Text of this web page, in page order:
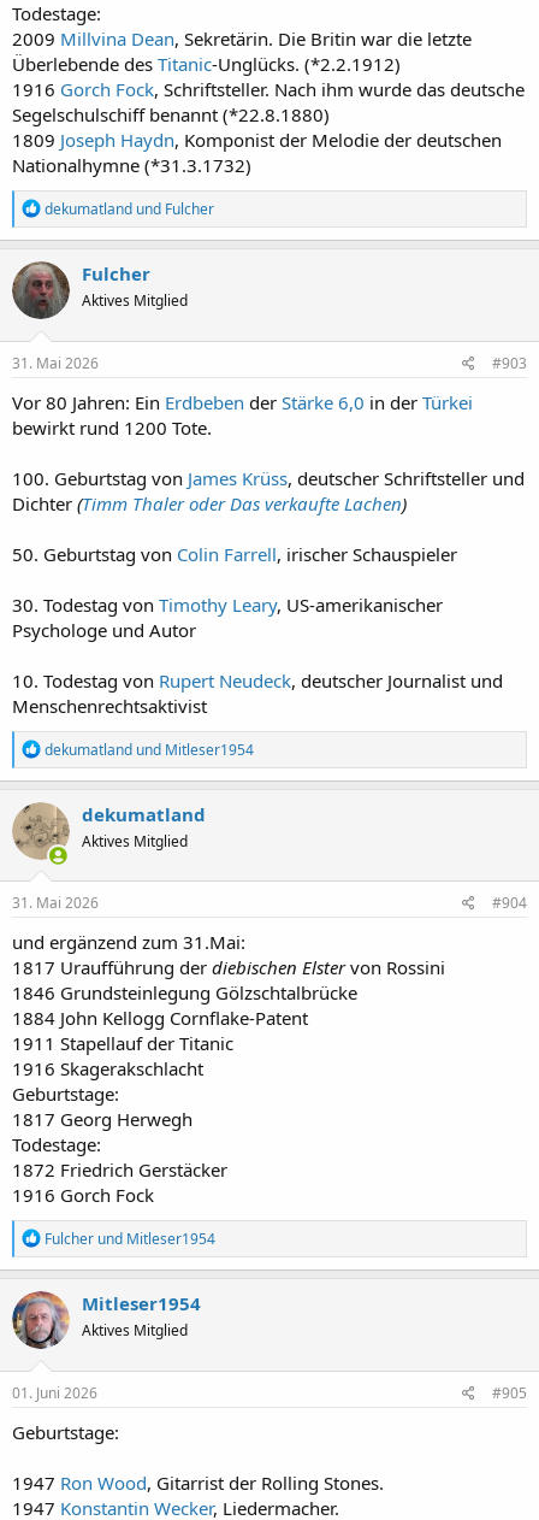
Todestage:
2009 Millvina Dean, Sekretärin. Die Britin war die letzte
Überlebende des Titanic-Unglücks. (*2.2.1912)
1916 Gorch Fock, Schriftsteller. Nach ihm wurde das deutsche
Segelschulschiff benannt (*22.8.1880)
1809 Joseph Haydn, Komponist der Melodie der deutschen
Nationalhymne (*31.3.1732)
R
e
a
k
t
i
o
n
e
dekumatland und Fulcher
Fulcher
Aktives Mitglied
31. Mai 2026 #903
Vor 80 Jahren: Ein Erdbeben der Stärke 6,0 in der Türkei
bewirkt rund 1200 Tote.
100. Geburtstag von James Krüss, deutscher Schriftsteller und
Dichter (Timm Thaler oder Das verkaufte Lachen)
50. Geburtstag von Colin Farrell, irischer Schauspieler
30. Todestag von Timothy Leary, US-amerikanischer
Psychologe und Autor
10. Todestag von Rupert Neudeck, deutscher Journalist und
Menschenrechtsaktivist
R
e
a
k
t
i
o
n
e
dekumatland und Mitleser1954
dekumatland
Aktives Mitglied
31. Mai 2026 #904
und ergänzend zum 31.Mai:
1817 Uraufführung der diebischen Elstervon Rossini
1846 Grundsteinlegung Gölzschtalbrücke
1884 John Kellogg Cornflake-Patent
1911 Stapellauf der Titanic
1916 Skagerakschlacht
Geburtstage:
1817 Georg Herwegh
Todestage:
1872 Friedrich Gerstäcker
1916 Gorch Fock
R
e
a
k
t
i
o
n
e
:
Fulcher und Mitleser1954
Mitleser1954
Aktives Mitglied
01. Juni 2026 #905
Geburtstage:
1947 Ron Wood, Gitarrist der Rolling Stones.
1947 Konstantin Wecker, Liedermacher.